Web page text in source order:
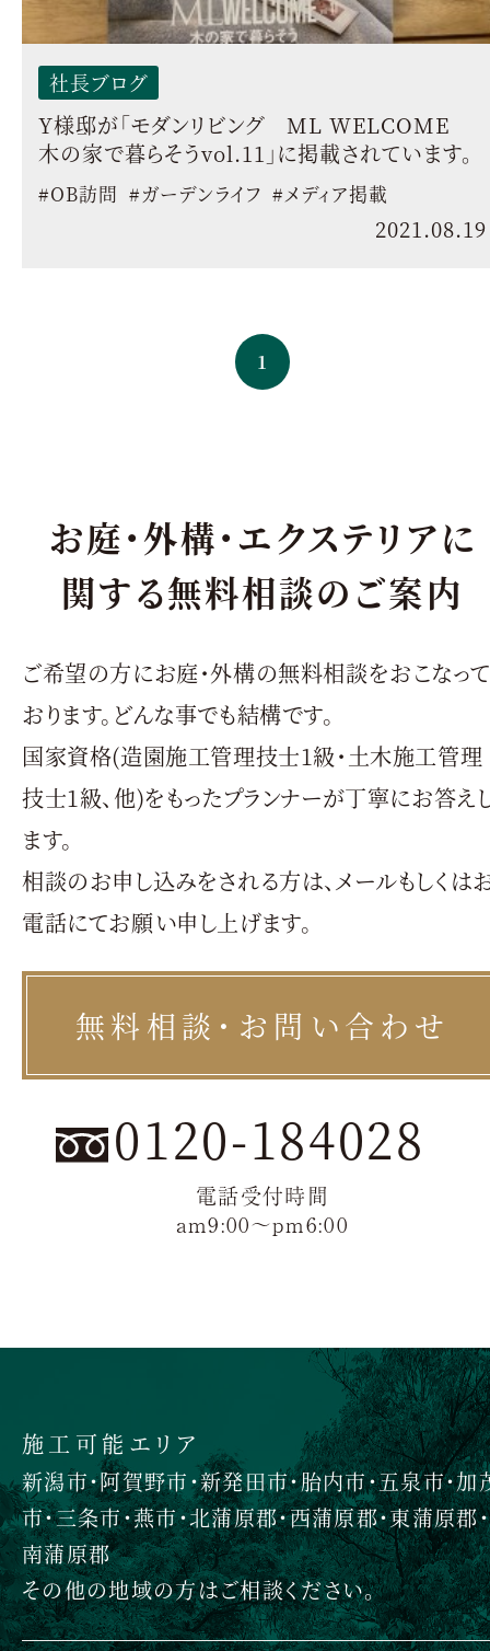
社長ブログ
Y様邸が「モダンリビング ML WELCOME
木の家で暮らそうvol.11」に掲載されています。
#OB訪問 #ガーデンライフ #メディア掲載
2021.08.19
1
お庭・外構・エクステリアに
関する無料相談のご案内
ご希望の方にお庭・外構の無料相談をおこなって
おります。どんな事でも結構です。
国家資格(造園施工管理技士1級・土木施工管理
技士1級、他)をもったプランナーが丁寧にお答え
ます。
相談のお申し込みをされる方は、メールもしくは
電話にてお願い申し上げます。
無料相談・お問い合わせ
0120-184028
電話受付時間
am9:00〜pm6:00
施工可能エリア
新潟市・阿賀野市・新発田市・胎内市・五泉市・加
市・三条市・燕市・北蒲原郡・西蒲原郡・東蒲原郡・
南蒲原郡
その他の地域の方はご相談ください。